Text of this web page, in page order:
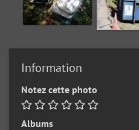
Information
Notez cette photo
Albums